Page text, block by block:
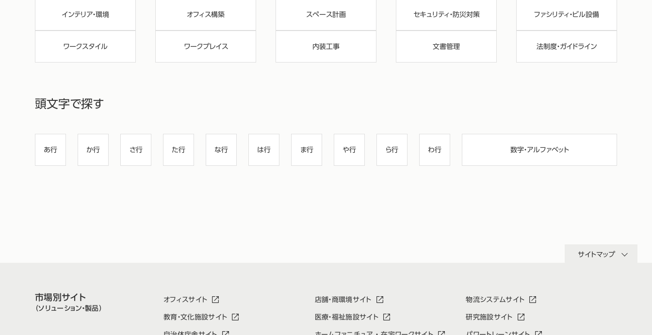
インテリア・環境 オフィス構築 スペース計画 セキュリティ・防災対策 ファシリティ・ビル設備
ワークスタイル ワークプレイス 内装工事 文書管理 法制度・ガイドライン
頭文字で探す
あ行 か行 さ行 た行 な行 は行 ま行 や行 ら行 わ行 数字・アルファベット
サイトマップ
市場別サイト
（ソリューション・製品）
オフィスサイト
教育・文化施設サイト
店舗・商環境サイト
医療・福祉施設サイト
物流システムサイト
研究施設サイト